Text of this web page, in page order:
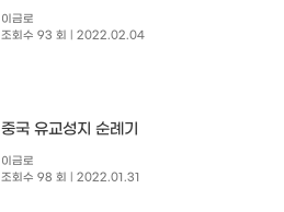
이금로
조회수 93 회
| 2022.02.04
중국 유교성지 순례기
이금로
조회수 98 회
| 2022.01.31